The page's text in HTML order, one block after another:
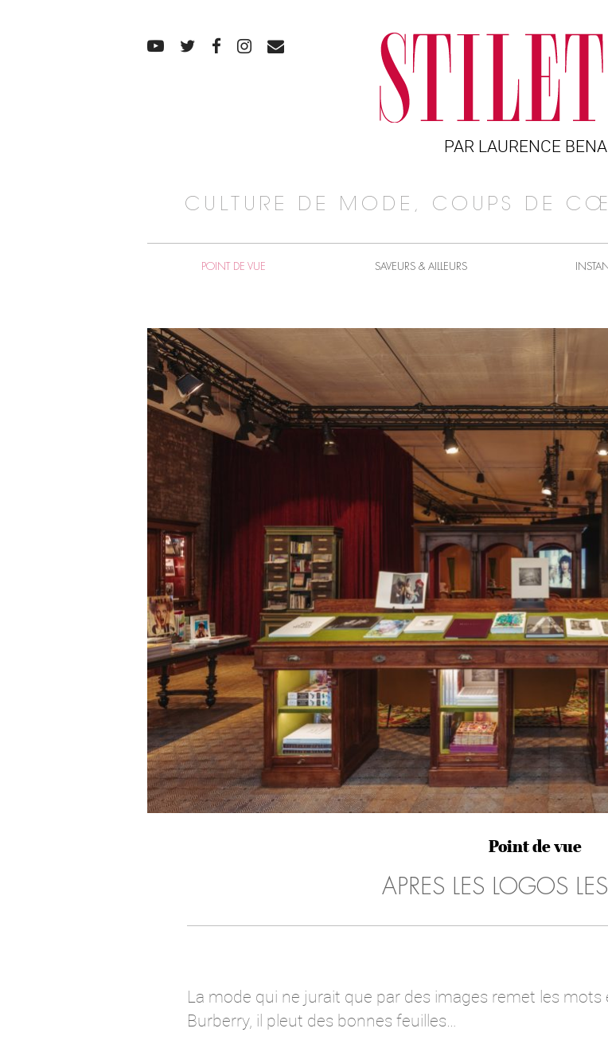
PAR LAURENCE
CULTURE DE MODE, COUPS DE
POINT DE VUE SAVEURS & AILLEURS
Point de vue
APRES LES LOGOS
La mode qui ne jurait que par des images remet les mots
Burberry, il pleut des bonnes feuilles…